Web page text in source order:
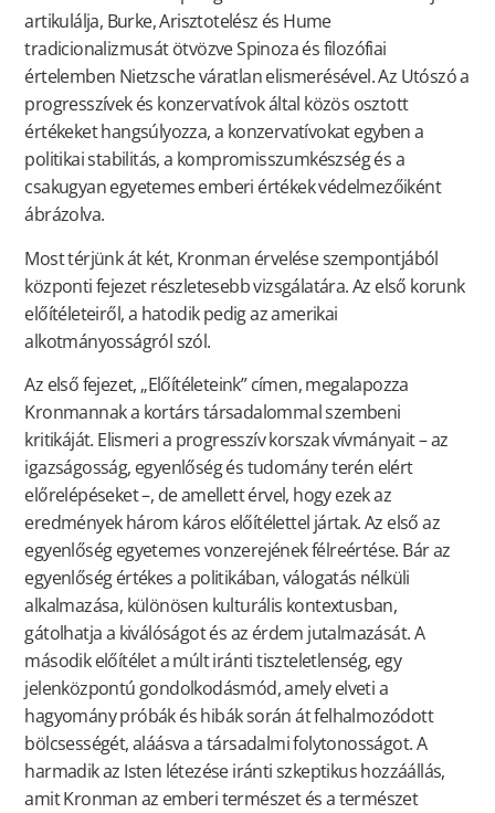
artikulálja, Burke, Arisztotelész és Hume
tradicionalizmusát ötvözve Spinoza és filozófiai
értelemben Nietzsche váratlan elismerésével. Az Utószó a
progresszívek és konzervatívok által közös osztott
értékeket hangsúlyozza, a konzervatívokat egyben a
politikai stabilitás, a kompromisszumkészség és a
csakugyan egyetemes emberi értékek védelmezőiként
ábrázolva.
Most térjünk át két, Kronman érvelése szempontjából
központi fejezet részletesebb vizsgálatára. Az első korunk
előítéleteiről, a hatodik pedig az amerikai
alkotmányosságról szól.
Az első fejezet, „Előítéleteink” címen, megalapozza
Kronmannak a kortárs társadalommal szembeni
kritikáját. Elismeri a progresszív korszak vívmányait – az
igazságosság, egyenlőség és tudomány terén elért
előrelépéseket –, de amellett érvel, hogy ezek az
eredmények három káros előítélettel jártak. Az első az
egyenlőség egyetemes vonzerejének félreértése. Bár az
egyenlőség értékes a politikában, válogatás nélküli
alkalmazása, különösen kulturális kontextusban,
gátolhatja a kiválóságot és az érdem jutalmazását. A
második előítélet a múlt iránti tiszteletlenség, egy
jelenközpontú gondolkodásmód, amely elveti a
hagyomány próbák és hibák során át felhalmozódott
bölcsességét, aláásva a társadalmi folytonosságot. A
harmadik az Isten létezése iránti szkeptikus hozzáállás,
amit Kronman az emberi természet és a természet